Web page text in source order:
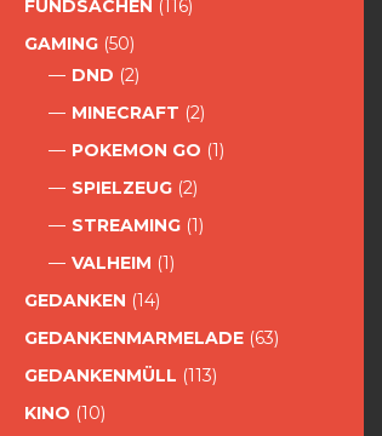
FUNDSACHEN (116)
GAMING (50)
DND (2)
MINECRAFT (2)
POKEMON GO (1)
SPIELZEUG (2)
STREAMING (1)
VALHEIM (1)
GEDANKEN (14)
GEDANKENMARMELADE (63)
GEDANKENMÜLL (113)
KINO (10)